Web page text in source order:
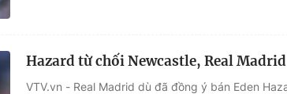
Hazard từ chối Newcastle, Real
VTV.vn - Real Madrid dù đã đồng ý bán Eden